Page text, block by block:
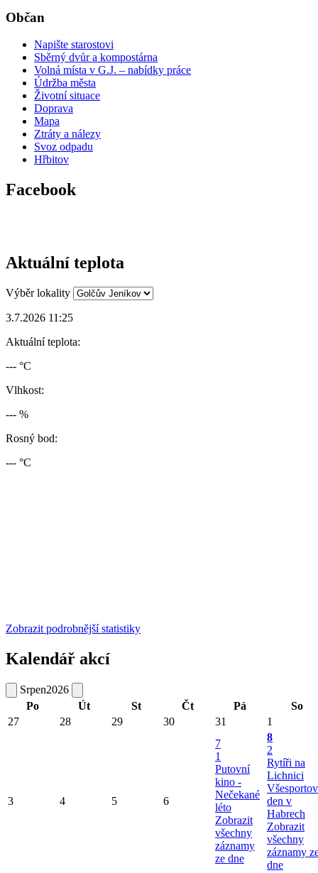
Občan
Napište starostovi
Sběrný dvůr a kompostárna
Volná místa v G.J. – nabídky práce
Údržba města
Životní situace
Doprava
Mapa
Ztráty a nálezy
Svoz odpadu
Hřbitov
Facebook
Aktuální teplota
Výběr lokality
3.7.2026 11:25
Aktuální teplota:
--- °C
Vlhkost:
--- %
Rosný bod:
--- °C
Zobrazit podrobnější statistiky
Kalendář akcí
Srpen2026
Po
Út St Čt Pá
So
27
28 29 30 31 1
3 4 5 6
7
1
Putovní
kino -
Nečekané
léto
Zobrazit
všechny
záznamy
ze dne
8
2
Rytíři na
Lichnici
den v
Habrech
Zobrazit
všechny
záznamy
dne